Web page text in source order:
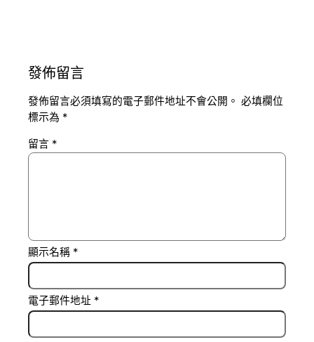
發佈留言
發佈留言必須填寫的電子郵件地址不會公開。 必填欄位
標示為 *
留言 *
顯示名稱 *
電子郵件地址 *